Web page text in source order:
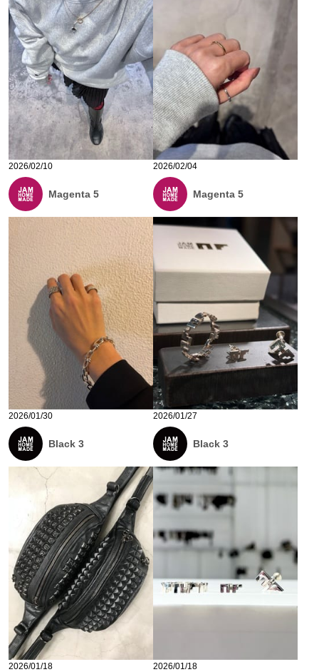
2026/02/10
Magenta 5
2026/02/04
Magenta 5
2026/01/30
Black 3
2026/01/27
Black 3
2026/01/18 2026/01/18